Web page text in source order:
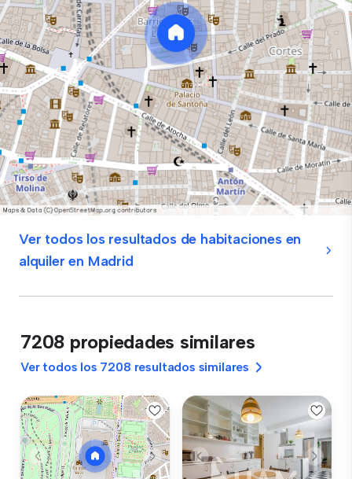
Ver todos los resultados de habitaciones en
alquiler en Madrid
7208 propiedades similares
Ver todos los 7208 resultados similares